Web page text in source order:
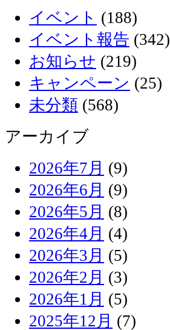
イベント (188)
イベント報告 (342)
お知らせ (219)
キャンペーン (25)
未分類 (568)
アーカイブ
2026年7月 (9)
2026年6月 (9)
2026年5月 (8)
2026年4月 (4)
2026年3月 (5)
2026年2月 (3)
2026年1月 (5)
2025年12月 (7)